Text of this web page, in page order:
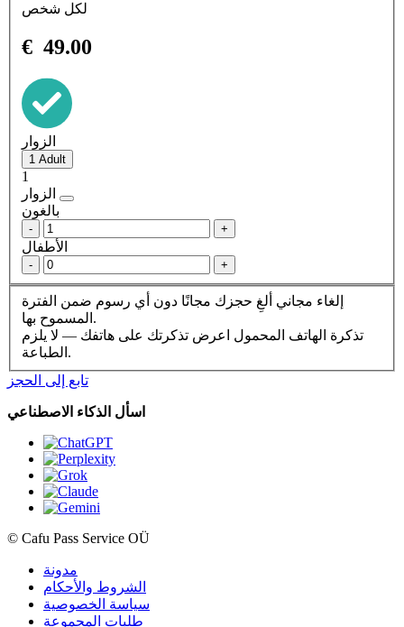
لكل شخص
€ 49.00
الزوار
1
بالغون
- +
الأطفال
- +
إلغاء مجاني ألغِ حجزك مجانًا دون أي رسوم ضمن الفترة
المسموح بها.
تذكرة الهاتف المحمول
اعرض تذكرتك على هاتفك — لا يلزم
الطباعة.
تابع إلى الحجز
اسأل الذكاء الاصطناعي
© Cafu Pass Service OÜ
مدونة
الشروط والأحكام
سياسة الخصوصية
طلبات المجموعة